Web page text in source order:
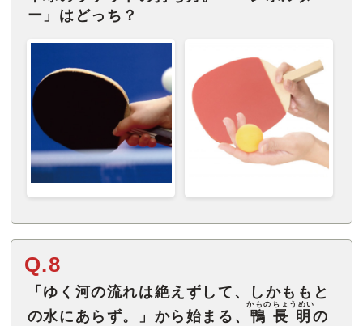
ー」はどっち？
Q.8
「ゆく河の流れは絶えずして、しかももと
の水にあらず。」から始まる、 鴨長明
かものちょうめい
の